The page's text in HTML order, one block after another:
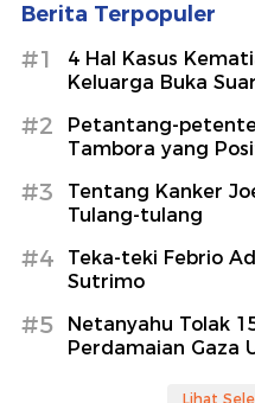
Berita Terpopuler
#1
4 Hal Kasus
Keluarga Buka
#2
Petantang-
Tambora yang
#3
Tentang Kanker
Tulang-tulang
#4
Teka-teki Febrio
Sutrimo
#5
Netanyahu Tolak
Perdamaian Gaza
Lihat